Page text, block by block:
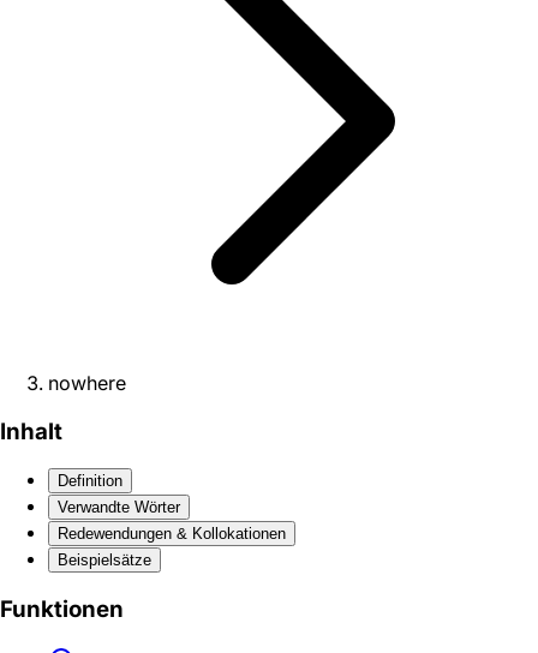
nowhere
Inhalt
Definition
Verwandte Wörter
Redewendungen & Kollokationen
Beispielsätze
Funktionen